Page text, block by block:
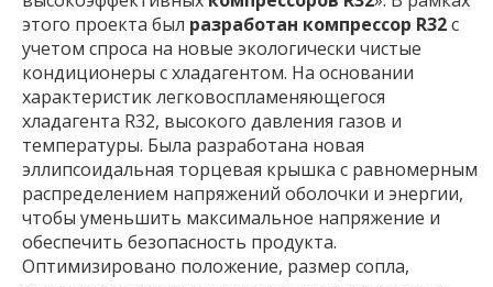
этого проекта был разработан компрессор R32с
учетом спроса на новые экологически чистые
кондиционеры с хладагентом. На основании
характеристик легковоспламеняющегося
хладагента R32, высокого давления газов и
температуры. Была разработана новая
эллипсоидальная торцевая крышка с равномерным
распределением напряжений оболочки и энергии,
чтобы уменьшить максимальное напряжение и
обеспечить безопасность продукта.
Оптимизировано положение, размер сопла,